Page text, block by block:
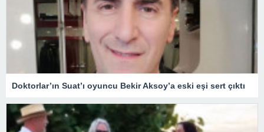
Doktorlar’ın Suat’ı oyuncu Bekir Aksoy’a eski eşi sert çıktı